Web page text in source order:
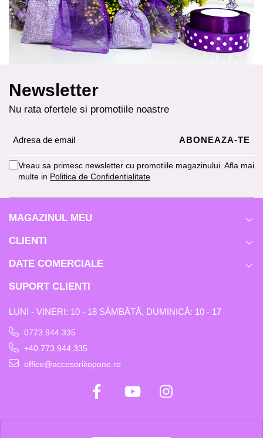
Newsletter
Nu rata ofertele si promotiile noastre
Vreau sa primesc newsletter cu promotiile magazinului. Afla mai
multe in Politica de Confidentialitate
MAGAZINUL MEU
CLIENTI
DATE COMERCIALE
SUPORT CLIENTI
LUNI - VINERI: 10 - 18 SÂMBĂTĂ, DUMINICĂ: 10 - 17
0773.944.335
+40.773.944.335
office@accesoriitopone.ro